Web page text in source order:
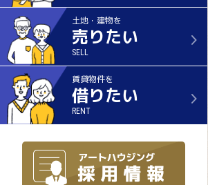
土地・建物を
売りたい
SELL
賃貸物件を
借りたい
RENT